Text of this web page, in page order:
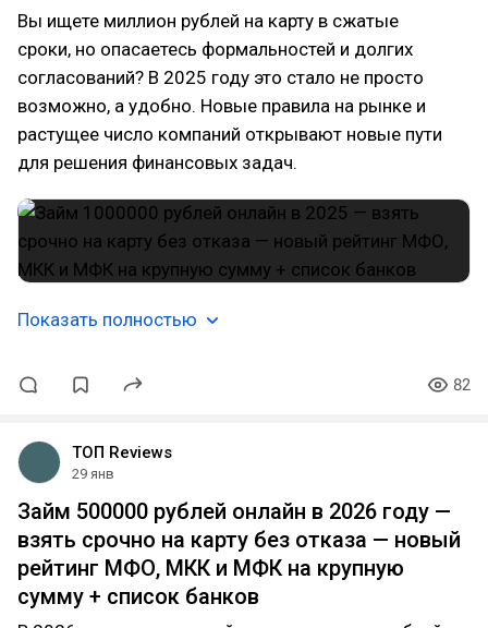
Вы ищете миллион рублей на карту в сжатые
сроки, но опасаетесь формальностей и долгих
согласований? В 2025 году это стало не просто
возможно, а удобно. Новые правила на рынке и
растущее число компаний открывают новые пути
для решения финансовых задач.
Показать полностью
82
ТОП Reviews
29 янв
Займ 500000 рублей онлайн в 2026 году —
взять срочно на карту без отказа — новый
рейтинг МФО, МКК и МФК на крупную
сумму + список банков